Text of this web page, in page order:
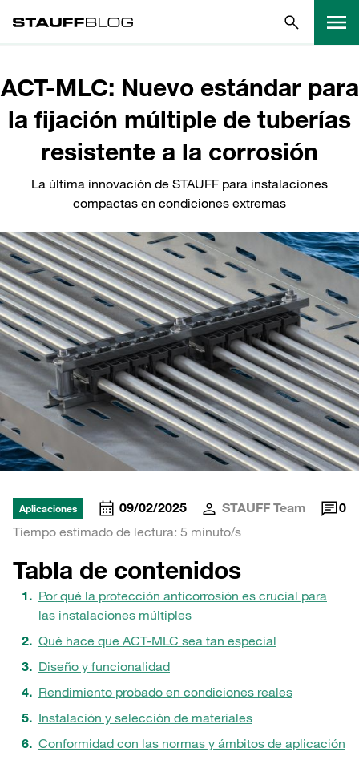
ACT-MLC: Nuevo estándar para
la fijación múltiple de tuberías
resistente a la corrosión
La última innovación de STAUFF para instalaciones
compactas en condiciones extremas
Aplicaciones 09/02/2025 STAUFF Team
0
Tiempo estimado de lectura: 5 minuto/s
Tabla de contenidos
Por qué la protección anticorrosión es crucial para
las instalaciones múltiples
Qué hace que ACT-MLC sea tan especial
Diseño y funcionalidad
Rendimiento probado en condiciones reales
Instalación y selección de materiales
Conformidad con las normas y ámbitos de aplicación